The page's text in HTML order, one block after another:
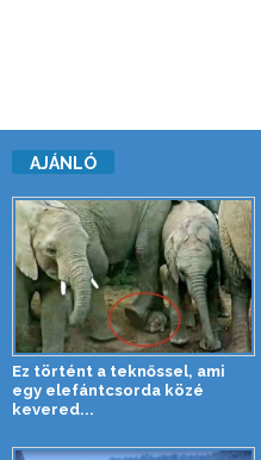
AJÁNLÓ
Ez történt a teknőssel, ami
egy elefántcsorda közé
kevered...